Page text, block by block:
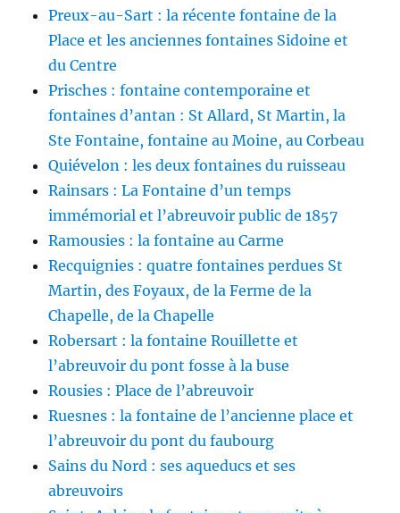
Preux-au-Sart : la récente fontaine de la
Place et les anciennes fontaines Sidoine et
du Centre
Prisches : fontaine contemporaine et
fontaines d’antan : St Allard, St Martin, la
Ste Fontaine, fontaine au Moine, au Corbeau
Quiévelon : les deux fontaines du ruisseau
Rainsars : La Fontaine d’un temps
immémorial et l’abreuvoir public de 1857
Ramousies : la fontaine au Carme
Recquignies : quatre fontaines perdues St
Martin, des Foyaux, de la Ferme de la
Chapelle, de la Chapelle
Robersart : la fontaine Rouillette et
l’abreuvoir du pont fosse à la buse
Rousies : Place de l’abreuvoir
Ruesnes : la fontaine de l’ancienne place et
l’abreuvoir du pont du faubourg
Sains du Nord : ses aqueducs et ses
abreuvoirs